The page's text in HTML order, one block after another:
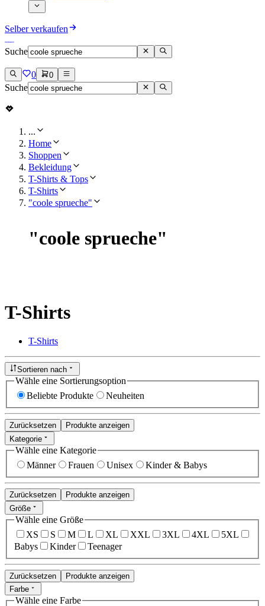
Selber verkaufen
Suche
0 0
Suche
...
Home
Shoppen
Bekleidung
T-Shirts & Tops
T-Shirts
"coole sprueche"
"coole sprueche"
T-Shirts
T-Shirts
Sortieren nach
Wähle eine Sortierungsoption
Beliebte Produkte
Neuheiten
Zurücksetzen
Produkte anzeigen
Kategorie
Wähle eine Kategorie
Männer
Frauen Unisex Kinder & Babys
Zurücksetzen
Produkte anzeigen
Größe
Wähle eine Größe
XS
S M L XL XXL 3XL 4XL
5XL
Babys
Kinder Teenager
Zurücksetzen
Produkte anzeigen
Farbe
Wähle eine Farbe